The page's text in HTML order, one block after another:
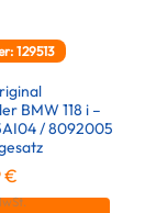
129513
BMW 118 i –
/ 8092005
€